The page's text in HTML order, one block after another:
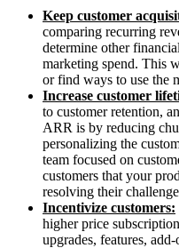
Keep customer
comparing recurring
determine other
marketing spend. This
or find ways to use the
Increase customer
to customer retention,
ARR is by reducing
personalizing the
team focused on
customers that your
resolving their
Incentivize customers:
higher price
upgrades, features, add-